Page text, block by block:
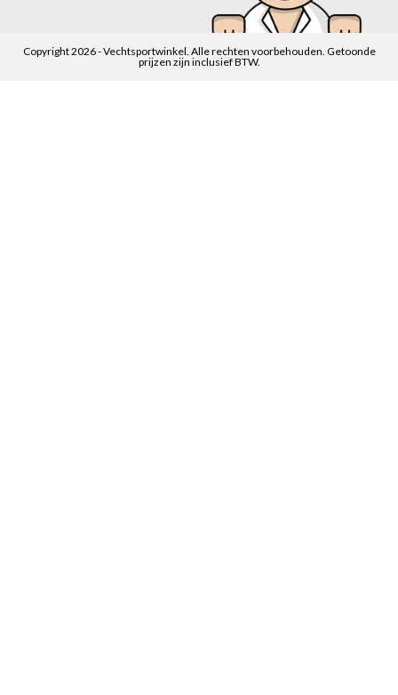
Copyright 2026 - Vechtsportwinkel. Alle rechten voorbehouden. Getoonde
prijzen zijn inclusief BTW.